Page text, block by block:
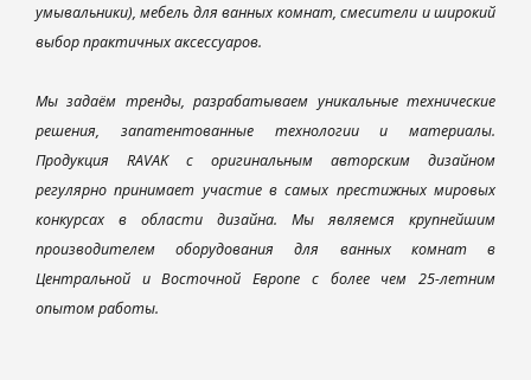
умывальники), мебель для ванных комнат, смесители и широкий
выбор практичных аксессуаров.
Мы задаём тренды, разрабатываем уникальные технические
решения, запатентованные технологии и материалы.
Продукция RAVAK с оригинальным авторским дизайном
регулярно принимает участие в самых престижных мировых
конкурсах в области дизайна. Мы являемся крупнейшим
производителем оборудования для ванных комнат в
Центральной и Восточной Европе с более чем 25-летним
опытом работы.